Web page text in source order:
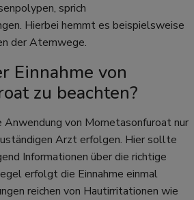
sprich
Hierbei hemmt es beispielsweise
der Atemwege.
Einnahme von
zu beachten?
von Mometasonfuroat nur
Arzt erfolgen. Hier sollte
Informationen über die richtige
erfolgt die Einnahme einmal
reichen von Hautirritationen wie